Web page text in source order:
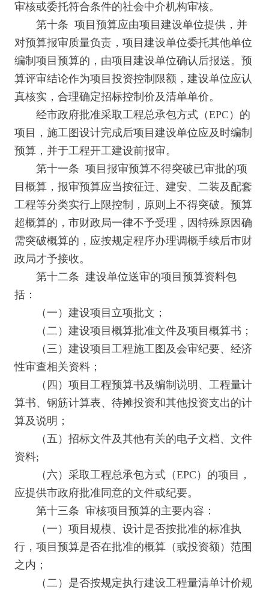
审核或委托符合条件的社会中介机构审核。
第十条 项目预算应由项目建设单位提供，并
对预算报审质量负责，项目建设单位委托其他单位
编制项目预算的，由项目建设单位确认后报送。预
算评审结论作为项目投资控制限额，建设单位应认
真核实，合理确定招标控制价及清单单价。
经市政府批准采取工程总承包方式（EPC）的
项目，施工图设计完成后项目建设单位应及时编制
预算，并于工程开工建设前报审。
第十一条 项目报审预算不得突破已审批的项
目概算，报审预算应当按征迁、建安、二装及配套
工程等分类实行上限控制，原则上不得突破。预算
超概算的，市财政局一律不予受理，因特殊原因确
需突破概算的，应按规定程序办理调概手续后市财
政局才予接收。
第十二条 建设单位送审的项目预算资料包
括：
（一）建设项目立项批文；
（二）建设项目概算批准文件及项目概算书；
（三）建设项目工程施工图及会审纪要、经济
性审查相关资料；
（四）项目工程预算书及编制说明、工程量计
算书、钢筋计算表、待摊投资和其他投资支出的计
算及说明；
（五）招标文件及其他有关的电子文档、文件
资料;
（六）采取工程总承包方式（EPC）的项目，
应提供市政府批准同意的文件或纪要。
第十三条 审核项目预算的主要内容：
（一）项目规模、设计是否按批准的标准执
行，项目预算是否在批准的概算（或投资额）范围
之内；
（二）是否按规定执行建设工程量清单计价规